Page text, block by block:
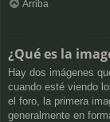
Arriba
¿Qué es la
Hay dos imágenes
cuando esté viendo
el foro, la primera
generalmente en